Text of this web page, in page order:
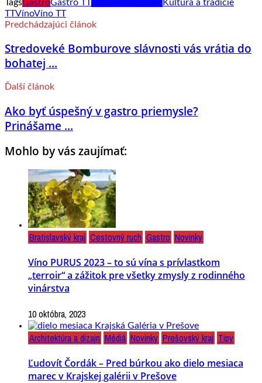
TagsGastroGastro TT
Kultúra a tradície
TTVínoVíno TT
Predchádzajúci článok
Stredoveké Bomburove slávnosti vás vrátia do
bohatej ...
Ďalší článok
Ako byť úspešný v gastro priemysle?
Prinášame ...
Mohlo by vás zaujímať:
Bratislavský kraj Cestovný ruch Gastro Novinky
Víno PURUS 2023 – to sú vína s prívlastkom
„terroir“ a zážitok pre všetky zmysly z rodinného
vinárstva
10 októbra, 2023
Architektúra a dizajn Médiá Novinky Prešovský kraj Tipy
Ľudovít Čordák – Pred búrkou ako dielo mesiaca
marec v Krajskej galérii v Prešove